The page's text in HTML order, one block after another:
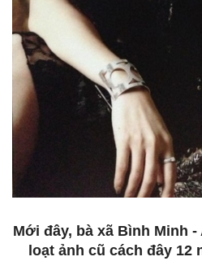
Mới đây, bà xã Bình Minh
loạt ảnh cũ cách đây 12